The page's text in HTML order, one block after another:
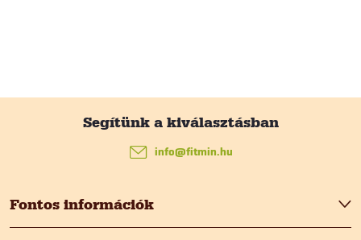
bFontos információk
info@fitmin.hu